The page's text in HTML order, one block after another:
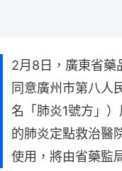
2月8日，廣東省藥
同意廣州市第八人
名「肺炎1號方」
的肺炎定點救治醫
使用，將由省藥監